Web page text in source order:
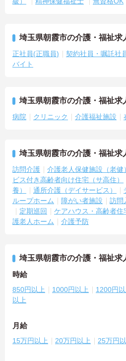
埼玉県朝霞市の介護・福祉求
正社員(正職員) 契約社員・嘱託社
バイト
埼玉県朝霞市の介護・福祉求
病院 クリニック 介護福祉施設
埼玉県朝霞市の介護・福祉求
訪問介護 介護老人保健施設（老健）
ビス付き高齢者向け住宅（サ高住）
養）
通所介護（デイサービス）
ループホーム
障がい者施設 訪問
定期巡回
ケアハウス・高齢者住
護老人ホーム
介護予防
埼玉県朝霞市の介護・福祉求
時給
850円以上 1000円以上 1200円以
以上
月給
15万円以上 20万円以上 25万円